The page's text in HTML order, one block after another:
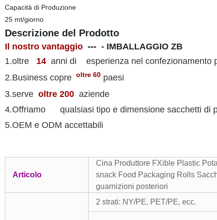
Capacità di Produzione
25 mt/giorno
Descrizione del Prodotto
Il nostro vantaggio --- - IMBALLAGGIO ZB
1.oltre
14 anni di esperienza nel confezionamento
2.Business copre oltre 60paesi
3.serve oltre 200 aziende
4.Offriamo
qualsiasi tipo e dimensione sacchetti di
5.OEM e ODM accettabili
Articolo
Cina Produttore FXible Plastic
snack Food Packaging Rolls
guarnizioni posteriori
2 strati: NY/PE, PET/PE, ecc.